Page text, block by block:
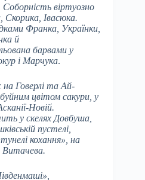
віртуозно
Скорика, Івасюка.
Франка, Українки,
й
барвами у
і Марчука.
на Говерлі та Ай-
цвітом сакури, у
Новій.
у скелях Довбуша,
пустелі,
кохання», на
Витачева.